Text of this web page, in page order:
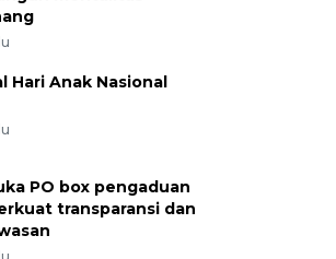
Hari Anak Nasional
PO box pengaduan
transparansi dan